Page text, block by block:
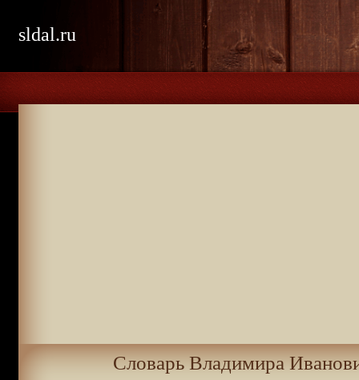
sldal.ru
Словарь Владимира